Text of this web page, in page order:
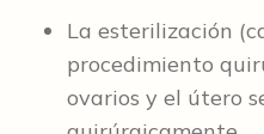
La esterilización
procedimiento
ovarios y el útero